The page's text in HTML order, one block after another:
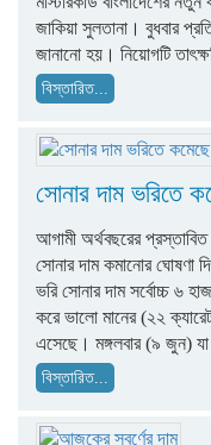
জাকিয়া সুলতানা। বুধবার
জানানো হয়। নিয়োগটি
বিস্তারিত...
সোনার দাম ভরিতে
আগামী অর্থবছরের
সোনার দাম কমানোর ঘোষণা
ভরি সোনার দাম সর্বোচ্চ ৬
করে ভালো মানের (২২
এসেছে। মঙ্গলবার (৯ জুন)
বিস্তারিত...